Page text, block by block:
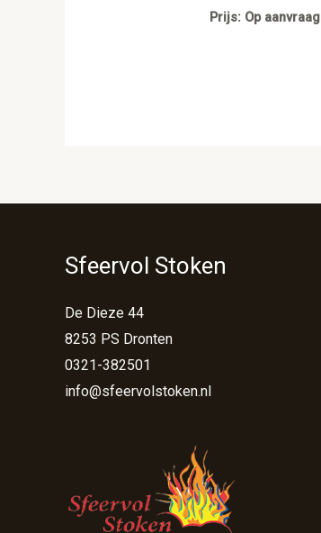
Prijs: Op aanvraag
Sfeervol Stoken
De Dieze 44
8253 PS Dronten
0321-382501
info@sfeervolstoken.nl